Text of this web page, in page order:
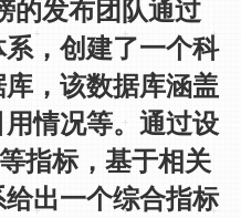
发布团队通过
，创建了一个科
，该数据库涵盖
情况等。通过设
指标，基于相关
出一个综合指标